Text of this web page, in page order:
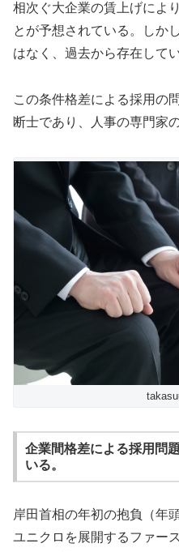
相次ぐ大企業の賃上げによ
とが予想されている。しか
はなく、過去から存在して
この条件格差による採用の
断士であり、人事の専門家
企業間格差による採用問
いる。
岸田首相の年初の抱負（年
ユニクロを展開するファー